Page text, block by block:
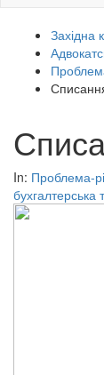
Західна
In: Проблема-
бухгалтерська